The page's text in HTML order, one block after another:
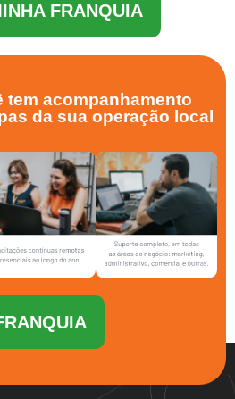
FRANQUIA
tem acompanhamento
da sua operação local